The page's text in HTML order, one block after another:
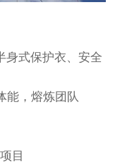
身式保护衣、安全
能，熔炼团队
目